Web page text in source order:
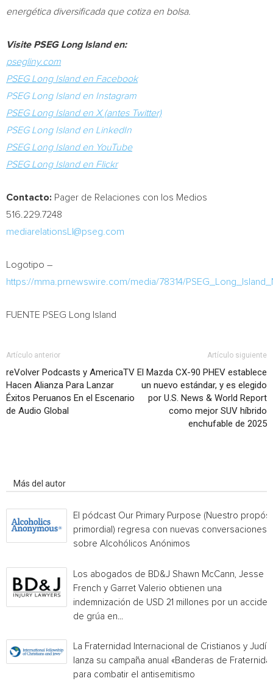
energética diversificada que cotiza en bolsa.
Visite PSEG Long Island en:
psegliny.com
PSEG Long Island en Facebook
PSEG Long Island en Instagram
PSEG Long Island en X (antes Twitter)
PSEG Long Island en LinkedIn
PSEG Long Island en YouTube
PSEG Long Island en Flickr
Contacto: Pager de Relaciones con los Medios
516.229.7248
mediarelationsLI@pseg.com
Logotipo –
https://mma.prnewswire.com/media/78314/
FUENTE PSEG Long Island
Artículo anterior
reVolver Podcasts y AmericaTV
Hacen Alianza Para Lanzar
Éxitos Peruanos En el Escenario
de Audio Global
Artículo siguiente
El Mazda CX-90 PHEV establece
un nuevo estándar, y es elegido
por U.S. News & World Report
como mejor SUV híbrido
enchufable de 2025
Más del autor
El pódcast Our Primary Purpose (Nuestro
primordial) regresa con nuevas conversaciones
sobre Alcohólicos Anónimos
Los abogados de BD&J Shawn McCann, Jesse
French y Garret Valerio obtienen una
indemnización de USD 21 millones por un
de grúa en...
La Fraternidad Internacional de Cristianos y
lanza su campaña anual «Banderas de
para combatir el antisemitismo